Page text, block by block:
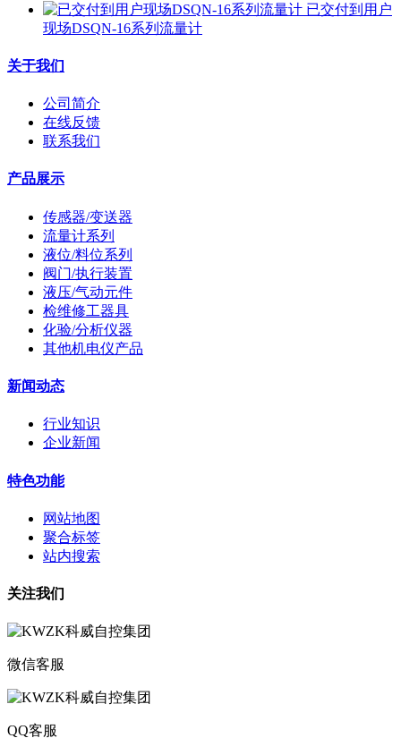
已交付到用户
现场DSQN-16系列流量计
关于我们
公司简介
在线反馈
联系我们
产品展示
传感器/变送器
流量计系列
液位/料位系列
阀门/执行装置
液压/气动元件
检维修工器具
化验/分析仪器
其他机电仪产品
新闻动态
行业知识
企业新闻
特色功能
网站地图
聚合标签
站内搜索
关注我们
微信客服
QQ客服